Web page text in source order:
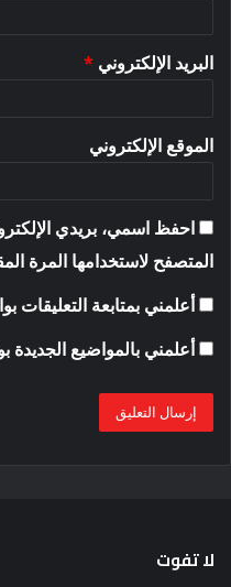
البريد الإلكتروني *
الموقع الإلكتروني
احفظ اسمي، بريدي
المتصفح لاستخدامها المرة
أعلمني بمتابعة التعليقات
أعلمني بالمواضيع الجديدة
لا تفوت